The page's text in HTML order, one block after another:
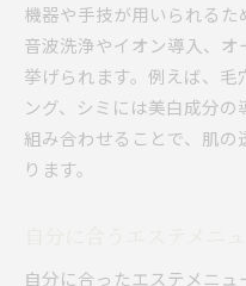
機器や手技が用いられる
音波洗浄やイオン導入、
挙げられます。例えば、毛
ング、シミには美白成分
組み合わせることで、肌
ります。
自分に合ったエステメニ